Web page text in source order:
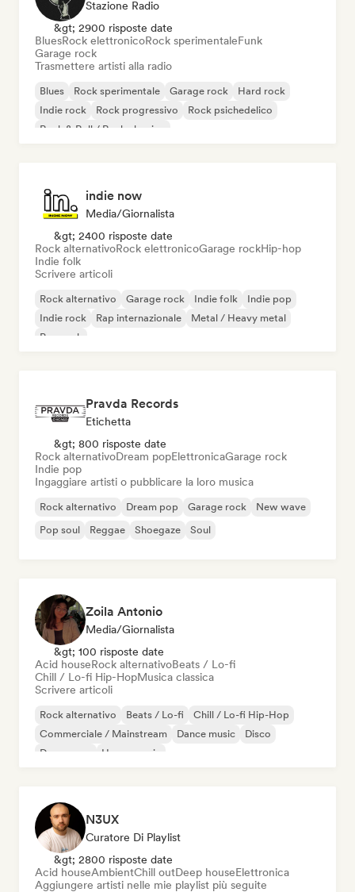
Stazione Radio
&gt; 2900 risposte date
BluesRock elettronicoRock sperimentaleFunk
Garage rock
Trasmettere artisti alla radio
Blues Rock sperimentale Garage rock
Hard rock
Indie rock
Rock progressivo
Rock psichedelico
Rock & Roll / Rock classico
indie now
Media/Giornalista
&gt; 2400 risposte date
Rock alternativoRock elettronicoGarage rockHip-hop
Indie folk
Scrivere articoli
Rock alternativo Garage rock Indie folk
Indie pop
Indie rock
Rap internazionale
Metal / Heavy metal
Pop rock
Pravda Records
Etichetta
&gt; 800 risposte date
Rock alternativoDream popElettronicaGarage rock
Indie pop
Ingaggiare artisti o pubblicare la loro musica
Rock alternativo Dream pop Garage rock
New wave
Pop soul
Reggae Shoegaze Soul
Zoila Antonio
Media/Giornalista
&gt; 100 risposte date
Acid houseRock alternativoBeats / Lo-fi
Chill / Lo-fi Hip-HopMusica classica
Scrivere articoli
Rock alternativo Beats / Lo-fi
Chill / Lo-fi Hip-Hop
Commerciale / Mainstream
Dance music
Disco
Dream pop
House music
N3UX
Curatore Di Playlist
&gt; 2800 risposte date
Acid houseAmbientChill outDeep houseElettronica
Aggiungere artisti nelle mie playlist più seguite